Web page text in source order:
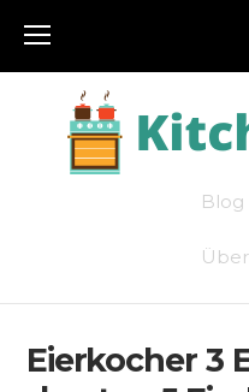
Blog
Eierkocher 3